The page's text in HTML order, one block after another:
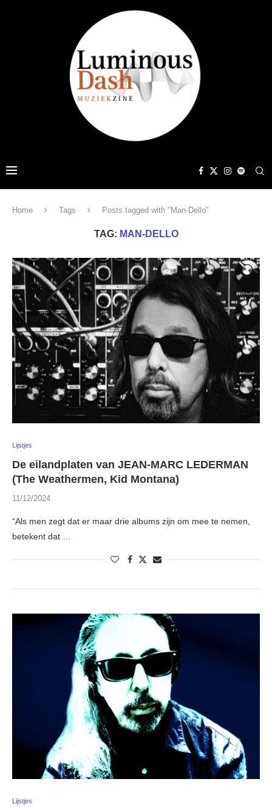
Home Tags Posts tagged with "Man-Dello"
TAG: MAN-DELLO
Lijstjes
De eilandplaten van JEAN-MARC LEDERMAN
(The Weathermen, Kid Montana)
11/12/2024
“Als men zegt dat er maar drie albums zijn om mee te nemen,
betekent dat …
Lijstjes